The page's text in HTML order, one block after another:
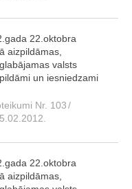
22.oktobra
aizpildāmas,
valsts
un iesniedzami
Nr. 103/
22.oktobra
aizpildāmas,